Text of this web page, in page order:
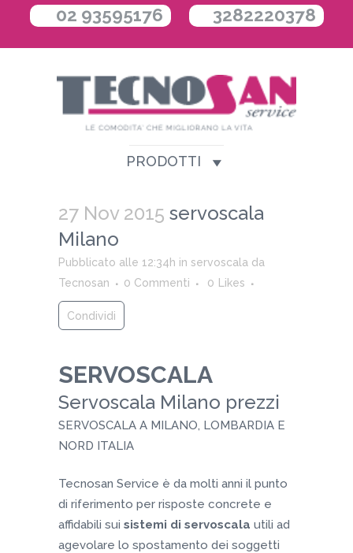
02 93595176 3282220378
PRODOTTI
27 Nov 2015 servoscala
Milano
Pubblicato alle 12:34h in servoscala da
Tecnosan
0 Commenti 0 Likes
Condividi
SERVOSCALA
Servoscala Milano prezzi
SERVOSCALA A MILANO, LOMBARDIA E
NORD ITALIA
Tecnosan Service è da molti anni il punto
di riferimento per risposte concrete e
affidabili sui sistemi di servoscala utili ad
agevolare lo spostamento dei soggetti